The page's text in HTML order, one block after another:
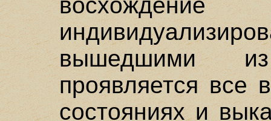
вышедшими
проявляется все
состояниях и